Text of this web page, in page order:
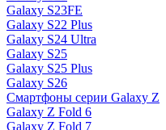
Galaxy S23FE
Galaxy S22 Plus
Galaxy S24 Ultra
Galaxy S25
Galaxy S25 Plus
Galaxy S26
Смартфоны серии Galaxy Z
Galaxy Z Fold 6
Galaxy Z Fold 7